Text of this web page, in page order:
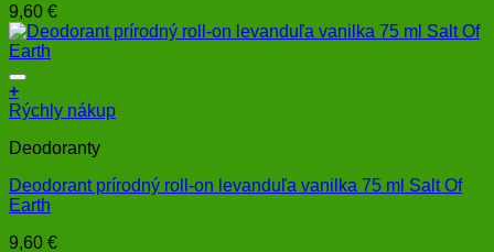
9,60 €
+
Rýchly nákup
Deodoranty
Deodorant prírodný roll-on levanduľa vanilka 75 ml Salt Of
Earth
9,60 €